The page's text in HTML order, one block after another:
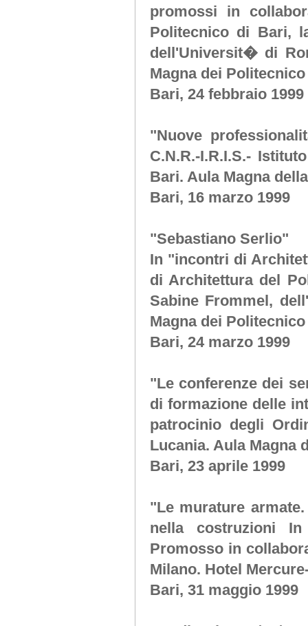
promossi in
Politecnico di Bari,
dell'Universit� di
Magna dei
Bari, 24 febbraio 1999
"Nuove
C.N.R.-I.R.I.S.-
Bari. Aula Magna
Bari, 16 marzo 1999
"Sebastiano Serlio"
In "incontri di
di Architettura del
Sabine Frommel,
Magna dei
Bari, 24 marzo 1999
"Le conferenze dei
di formazione delle
patrocinio degli
Lucania. Aula Magna
Bari, 23 aprile 1999
"Le murature
nella costruzioni
Promosso in
Milano. Hotel
Bari, 31 maggio 1999